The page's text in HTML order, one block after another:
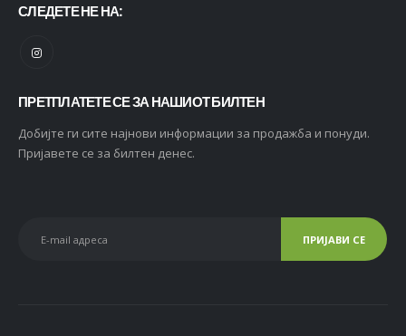
СЛЕДЕТЕ НЕ НА:
ПРЕТПЛАТЕТЕ СЕ ЗА НАШИОТ БИЛТЕН
Добијте ги сите најнови информации за продажба и понуди.
Пријавете се за билтен денес.